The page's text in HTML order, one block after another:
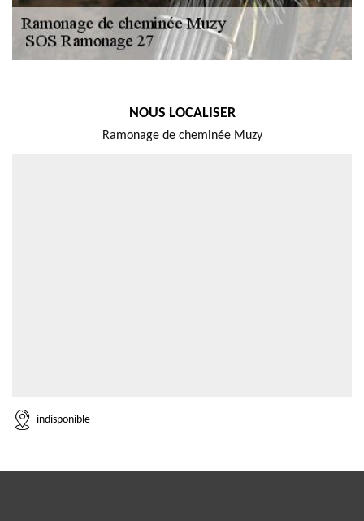
NOUS LOCALISER
Ramonage de cheminée Muzy
indisponible